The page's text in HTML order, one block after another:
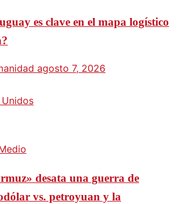
es clave en el mapa logístico
agosto 7, 2026
desata una guerra de
vs. petroyuan y la